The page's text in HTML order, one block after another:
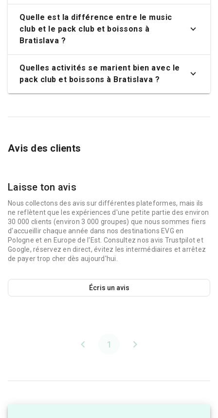
Quelle est la différence entre le music
club et le pack club et boissons à
Bratislava ?
Quelles activités se marient bien avec le
pack club et boissons à Bratislava ?
Avis des clients
Laisse ton avis
Nous collectons des avis sur différentes plateformes, mais ils
ne reflètent que les expériences d'une petite partie des environ
30 000 clients (environ 3 000 groupes) que nous sommes fiers
d'accueillir chaque année dans nos destinations EVG en
Pologne et en Europe de l'Est. Consultez nos avis Trustpilot et
Google, réservez en direct, évitez les intermédiaires et arrêtez
de payer trop cher dès aujourd'hui.
Écris un avis
1